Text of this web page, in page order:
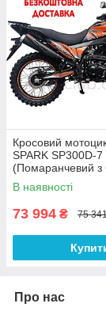
Кросовий
SPARK SP300D-7
(Помаранчевий з
БЕЗКОШТОВНА
В наявності
73 994 ₴ 75
Про нас